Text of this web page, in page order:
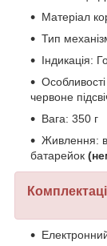
Матеріал
Тип
Індикація:
червоне
Вага: 350 г
Живлення:
батарейок